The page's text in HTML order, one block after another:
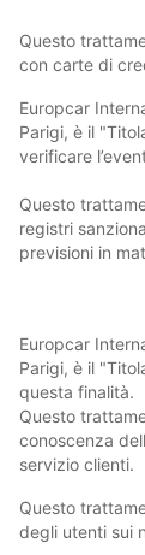
Questo
con carte di
Europcar
Parigi, è il
verificare
Questo
registri
previsioni in
Europcar
Parigi, è il
questa finalità.
Questo
conoscenza
servizio clienti.
Questo
degli utenti sui